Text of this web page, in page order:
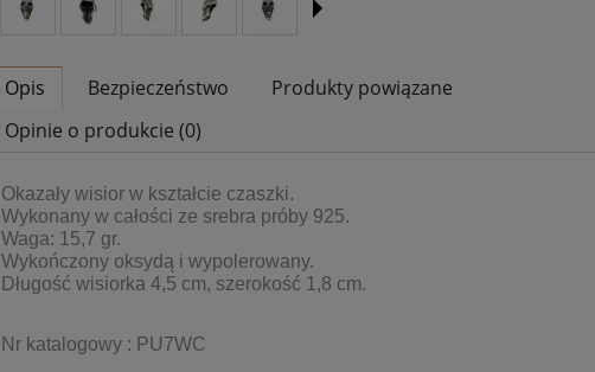
Opis Bezpieczeństwo
Produkty powiązane
Opinie o produkcie (0)
Okazały wisior w kształcie czaszki.
Wykonany w całości ze srebra próby 925.
Waga: 15,7 gr.
Wykończony oksydą i wypolerowany.
Długość wisiorka 4,5 cm, szerokość 1,8 cm.
Nr katalogowy : PU7WC